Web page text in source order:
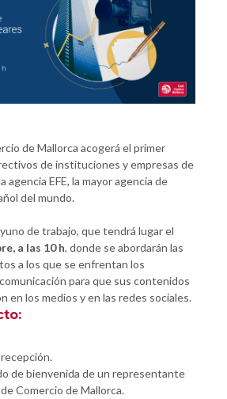
de Mallorca acogerá el primer
de instituciones y empresas de
agencia EFE, la mayor agencia de
del mundo.
de trabajo, que tendrá lugar el
a las 10 h, donde se abordarán las
a los que se enfrentan los
para que sus contenidos
en los medios y en las redes sociales.
de bienvenida de un representante
Comercio de Mallorca.